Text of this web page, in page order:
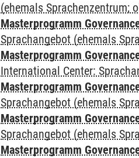
(ehemals Sprachenzentrum;
Masterprogramm
Sprachangebot (ehemals
Masterprogramm
International Center:
Masterprogramm
Sprachangebot (ehemals
Masterprogramm
Sprachangebot (ehemals
Masterprogramm